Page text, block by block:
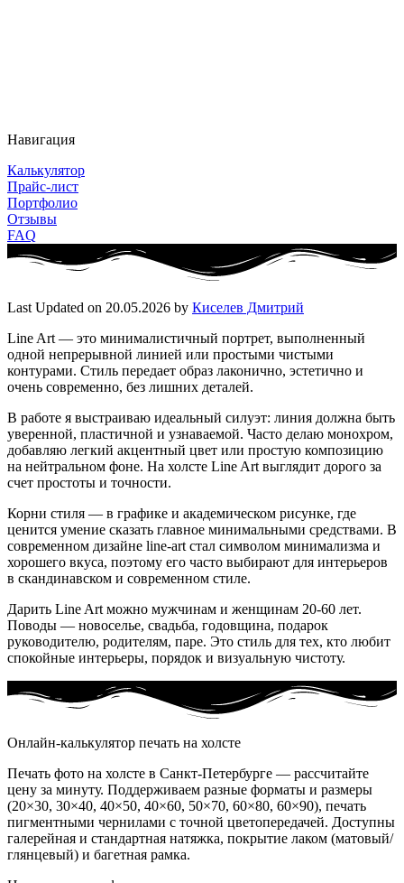
Навигация
Калькулятор
Прайс-лист
Портфолио
Отзывы
FAQ
Last Updated on 20.05.2026 by Киселев Дмитрий
Line Art — это минималистичный портрет, выполненный
одной непрерывной линией или простыми чистыми
контурами. Стиль передает образ лаконично, эстетично и
очень современно, без лишних деталей.
В работе я выстраиваю идеальный силуэт: линия должна быть
уверенной, пластичной и узнаваемой. Часто делаю монохром,
добавляю легкий акцентный цвет или простую композицию
на нейтральном фоне. На холсте Line Art выглядит дорого за
счет простоты и точности.
Корни стиля — в графике и академическом рисунке, где
ценится умение сказать главное минимальными средствами. В
современном дизайне line-art стал символом минимализма и
хорошего вкуса, поэтому его часто выбирают для интерьеров
в скандинавском и современном стиле.
Дарить Line Art можно мужчинам и женщинам 20-60 лет.
Поводы — новоселье, свадьба, годовщина, подарок
руководителю, родителям, паре. Это стиль для тех, кто любит
спокойные интерьеры, порядок и визуальную чистоту.
Онлайн-калькулятор печать на холсте
Печать фото на холсте в Санкт‑Петербурге — рассчитайте
цену за минуту. Поддерживаем разные форматы и размеры
(20×30, 30×40, 40×50, 40×60, 50×70, 60×80, 60×90), печать
пигментными чернилами с точной цветопередачей. Доступны
галерейная и стандартная натяжка, покрытие лаком (матовый/
глянцевый) и багетная рамка.